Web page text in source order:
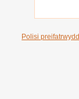
Polisi preifatrwydd